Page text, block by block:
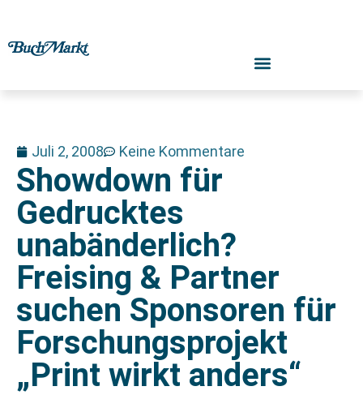
Juli 2, 2008 Keine Kommentare
Showdown für
Gedrucktes
unabänderlich?
Freising & Partner
suchen Sponsoren für
Forschungsprojekt
„Print wirkt anders“